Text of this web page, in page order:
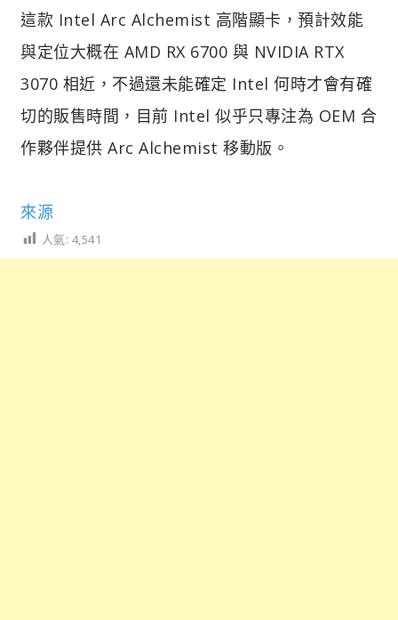
這款 Intel Arc Alchemist 高階顯卡，預計效能
與定位大概在 AMD RX 6700 與 NVIDIA RTX
3070 相近，不過還未能確定 Intel 何時才會有確
切的販售時間，目前 Intel 似乎只專注為 OEM 合
作夥伴提供 Arc Alchemist 移動版。
來源
人氣: 4,541